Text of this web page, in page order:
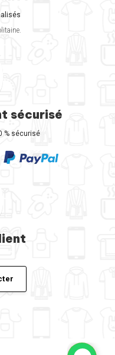
sécurisé
% sécurisé